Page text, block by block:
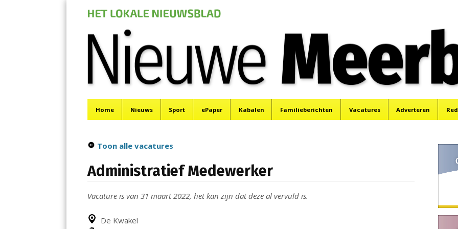
Menu
Home Nieuws Sport ePaper Kabalen Familieberichten Vacatures Adverteren
Toon alle vacatures
Administratief Medewerker
Vacature is van 31 maart 2022, het kan zijn dat deze al vervuld is.
De Kwakel